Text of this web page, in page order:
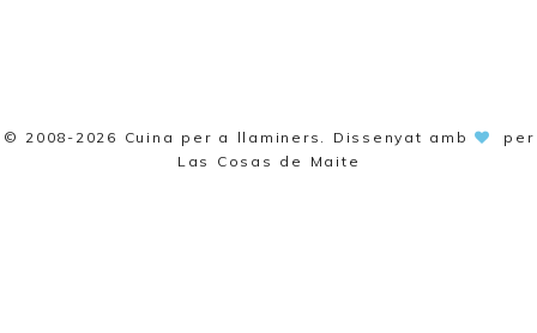
© 2008-2026 Cuina per a llaminers . Dissenyat amb
per
Las Cosas de Maite